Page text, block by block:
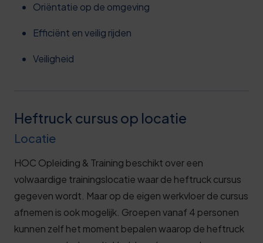
Oriëntatie op de omgeving
Efficiënt en veilig rijden
Veiligheid
Heftruck cursus op locatie
Locatie
HOC Opleiding & Training beschikt over een
volwaardige trainingslocatie waar de heftruck cursus
gegeven wordt. Maar op de eigen werkvloer de cursus
afnemen is ook mogelijk. Groepen vanaf 4 personen
kunnen zelf het moment bepalen waarop de heftruck